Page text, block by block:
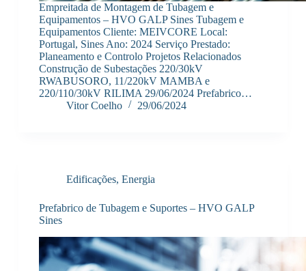
Empreitada de Montagem de Tubagem e
Equipamentos – HVO GALP Sines Tubagem e
Equipamentos Cliente: MEIVCORE Local:
Portugal, Sines Ano: 2024 Serviço Prestado:
Planeamento e Controlo Projetos Relacionados
Construção de Subestações 220/30kV
RWABUSORO, 11/220kV MAMBA e
220/110/30kV RILIMA 29/06/2024 Prefabrico…
Vitor Coelho
29/06/2024
Edificações, Energia
Prefabrico de Tubagem e Suportes – HVO GALP
Sines